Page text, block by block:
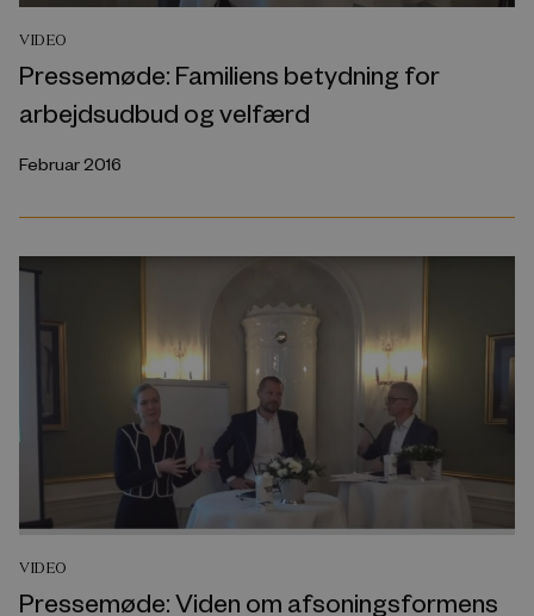
VIDEO
Pressemøde: Familiens betydning for
arbejdsudbud og velfærd
Februar 2016
VIDEO
Pressemøde: Viden om afsoningsformens